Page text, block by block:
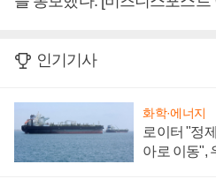
인기기사
화학·에너지
로이터 "정
아로 이동",